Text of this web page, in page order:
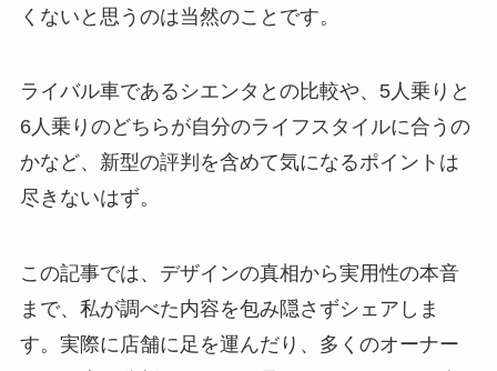
くないと思うのは当然のことです。
ライバル車であるシエンタとの比較や、5人乗りと
6人乗りのどちらが自分のライフスタイルに合うの
かなど、新型の評判を含めて気になるポイントは
尽きないはず。
この記事では、デザインの真相から実用性の本音
まで、私が調べた内容を包み隠さずシェアしま
す。実際に店舗に足を運んだり、多くのオーナー